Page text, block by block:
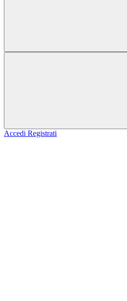
Accedi Registrati